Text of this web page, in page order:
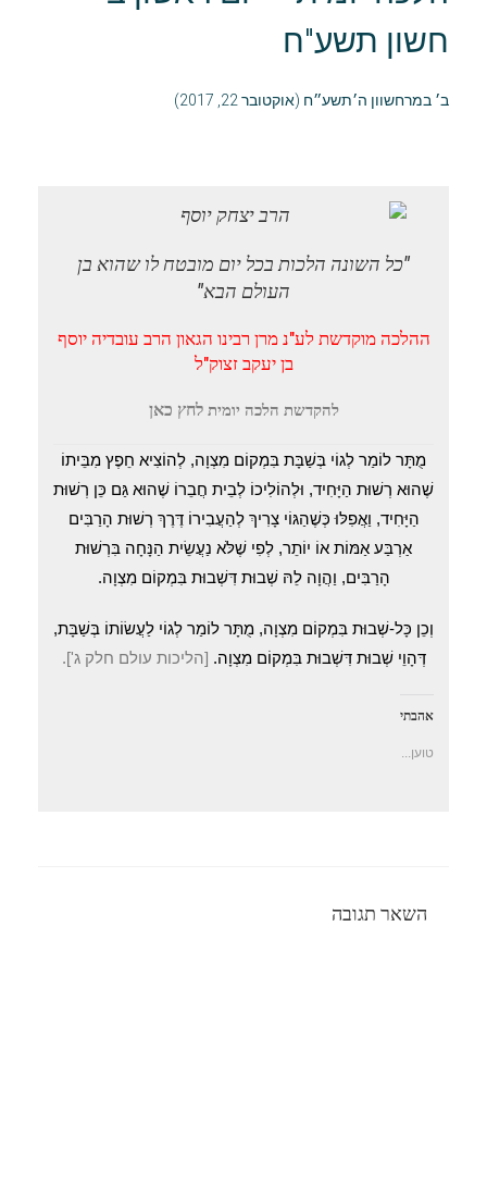
חשון תשע"ח
ב׳ במרחשוון ה׳תשע״ח (אוקטובר 22, 2017)
"כל השונה הלכות בכל יום מובטח לו שהוא בן
העולם הבא"
ההלכה מוקדשת לע"נ מרן רבינו הגאון הרב עובדיה יוסף
בן יעקב זצוק"ל
להקדשת הלכה יומיתלחץ כאן
מֻתָּר לוֹמַר לְגוֹי בְּשַׁבָּת בִּמְקוֹם מִצְוָה, לְהוֹצִיא חֵפֶץ מִבֵּיתוֹ
שֶׁהוּא רְשׁוּת הַיָּחִיד, וּלְהוֹלִיכוֹ לְבֵית חֲבֵרוֹ שֶׁהוּא גַּם כֵּן רְשׁוּת
הַיָּחִיד, וַאֲפִלּוּ כְּשֶׁהַגּוֹי צָרִיךְ לְהַעֲבִירוֹ דֶּרֶךְ רְשׁוּת הָרַבִּים
אַרְבַּע אַמּוֹת אוֹ יוֹתֵר, לְפִי שֶׁלֹּא נַעֲשֵׂית הַנָּחָה בִּרְשׁוּת
הָרַבִּים, וַהֲוָה לֵהּ שְׁבוּת דִּשְׁבוּת בִּמְקוֹם מִצְוָה.
וְכֵן כָּל-שְׁבוּת בִּמְקוֹם מִצְוָה, מֻתָּר לוֹמַר לְגוֹי לַעֲשׂוֹתוֹ בְּשַׁבָּת,
דְּהָוֵי שְׁבוּת דִּשְׁבוּת בִּמְקוֹם מִצְוָה. [הליכות עולם חלק ג'].
אהבתי
טוען...
השאר תגובה